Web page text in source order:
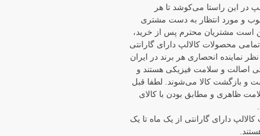
در این راستا می‏‌کوشد تا هر
و مورد انتظار به دست مشتری
است مشتریان محترم پس از خرید،
محصولات کالالپ دارای گارانتی
نماینده انحصاری هر برند در ایران
اصالت و سلامت فیزیکی هستند و
تست و بازگشت کالا می‌شوند. لطفا قبل
ظاهری و مطابق بودن با کالای
دارای گارانتی از یک ماه تا یک